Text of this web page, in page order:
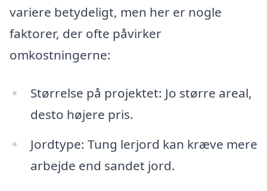
variere betydeligt, men her er nogle
faktorer, der ofte påvirker
omkostningerne:
Størrelse på projektet: Jo større areal,
desto højere pris.
Jordtype: Tung lerjord kan kræve mere
arbejde end sandet jord.